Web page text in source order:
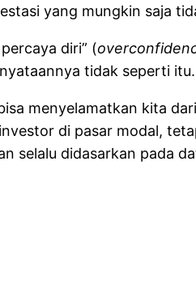
yang mungkin saja
diri” (
tidak seperti itu.
menyelamatkan kita
di pasar modal,
selalu didasarkan pada